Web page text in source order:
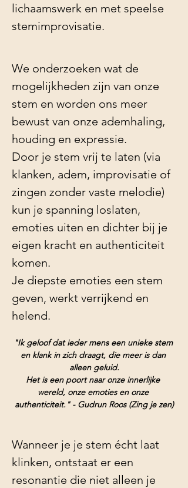
lichaamswerk en met speelse
stemimprovisatie.
We onderzoeken wat de
mogelijkheden zijn van onze
stem en worden ons meer
bewust van onze ademhaling,
houding en expressie.
Door je stem vrij te laten (via
klanken, adem, improvisatie of
zingen zonder vaste melodie)
kun je spanning loslaten,
emoties uiten en dichter bij je
eigen kracht en authenticiteit
komen.
Je diepste emoties een stem
geven, werkt verrijkend en
helend.
"Ik geloof dat ieder mens een unieke stem
en klank in zich draagt, die meer is dan
alleen geluid.
Het is een poort naar onze innerlijke
wereld, onze emoties en onze
authenticiteit." - Gudrun Roos (Zing je zen)
Wanneer je je stem écht laat
klinken, ontstaat er een
resonantie die niet alleen je